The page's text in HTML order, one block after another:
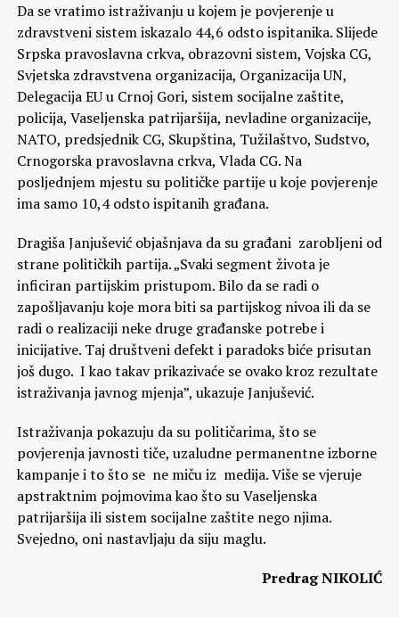
Da se vratimo istraživanju u kojem je povjerenje u
zdravstveni sistem iskazalo 44,6 odsto ispitanika. Slijede
Srpska pravoslavna crkva, obrazovni sistem, Vojska CG,
Svjetska zdravstvena organizacija, Organizacija UN,
Delegacija EU u Crnoj Gori, sistem socijalne zaštite,
policija, Vaseljenska patrijaršija, nevladine organizacije,
NATO, predsjednik CG, Skupština, Tužilaštvo, Sudstvo,
Crnogorska pravoslavna crkva, Vlada CG. Na
posljednjem mjestu su političke partije u koje povjerenje
ima samo 10,4 odsto ispitanih građana.
Dragiša Janjušević objašnjava da su građani zarobljeni od
strane političkih partija. „Svaki segment života je
inficiran partijskim pristupom. Bilo da se radi o
zapošljavanju koje mora biti sa partijskog nivoa ili da se
radi o realizaciji neke druge građanske potrebe i
inicijative. Taj društveni defekt i paradoks biće prisutan
još dugo. I kao takav prikazivaće se ovako kroz rezultate
istraživanja javnog mjenja”, ukazuje Janjušević.
Istraživanja pokazuju da su političarima, što se
povjerenja javnosti tiče, uzaludne permanentne izborne
kampanje i to što se ne miču iz medija. Više se vjeruje
apstraktnim pojmovima kao što su Vaseljenska
patrijaršija ili sistem socijalne zaštite nego njima.
Svejedno, oni nastavljaju da siju maglu.
Predrag NIKOLIĆ